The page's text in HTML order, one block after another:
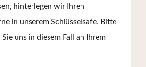
hinterlegen wir Ihren
in unserem Schlüsselsafe. Bitte
uns in diesem Fall an Ihrem